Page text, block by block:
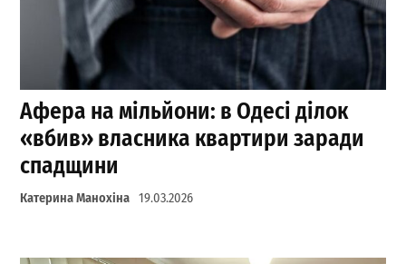
Афера на мільйони: в Одесі ділок
«вбив» власника квартири заради
спадщини
Катерина Манохіна 19.03.2026